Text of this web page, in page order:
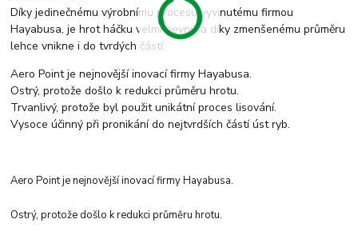
Díky jedinečnému výrobnímu procesu vyvinutému firmou
Hayabusa, je hrot háčku velmi pevný, a díky zmenšenému průměru
lehce vnikne i do tvrdých částí.
Aero Point je nejnovější inovací firmy Hayabusa.
Ostrý, protože došlo k redukci průměru hrotu.
Trvanlivý, protože byl použit unikátní proces lisování.
Vysoce účinný při pronikání do nejtvrdších částí úst ryb.
Aero Point je nejnovější inovací firmy Hayabusa.
Ostrý, protože došlo k redukci průměru hrotu.